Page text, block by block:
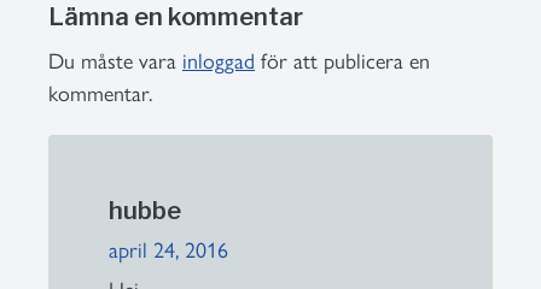
Lämna en kommentar
Du måste vara inloggad för att publicera en
kommentar.
hubbe
april 24, 2016